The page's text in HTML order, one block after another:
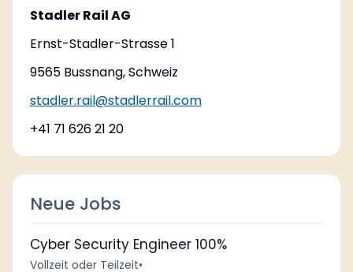
Stadler Rail AG
Ernst-Stadler-Strasse 1
9565 Bussnang, Schweiz
stadler.rail@stadlerrail.com
+41 71 626 21 20
Neue Jobs
Cyber Security Engineer 100%
Vollzeit oder Teilzeit•